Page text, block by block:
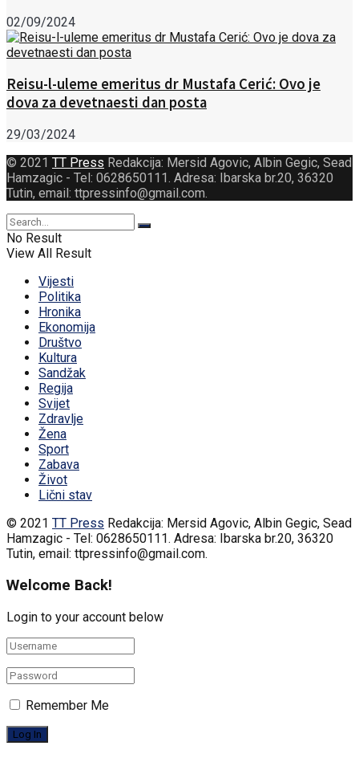
02/09/2024
Reisu-l-uleme emeritus dr Mustafa Cerić: Ovo je
dova za devetnaesti dan posta
29/03/2024
© 2021 TT Press Redakcija: Mersid Agovic, Albin Gegic, Sead
Hamzagic - Tel: 0628650111. Adresa: Ibarska br.20, 36320
Tutin, email: ttpressinfo@gmail.com.
No Result
View All Result
Vijesti
Politika
Hronika
Ekonomija
Društvo
Kultura
Sandžak
Regija
Svijet
Zdravlje
Žena
Sport
Zabava
Život
Lični stav
© 2021 TT Press Redakcija: Mersid Agovic, Albin Gegic, Sead
Hamzagic - Tel: 0628650111. Adresa: Ibarska br.20, 36320
Tutin, email: ttpressinfo@gmail.com.
Welcome Back!
Login to your account below
Remember Me